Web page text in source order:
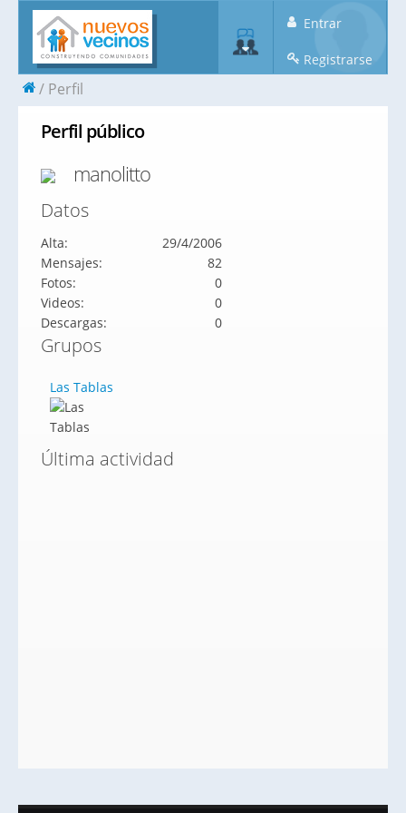
Entrar
Registrarse
Perfil
Perfil público
manolitto
Datos
Alta:
29/4/2006
Mensajes:
82
Fotos:
0
Videos:
0
Descargas:
0
Grupos
Las Tablas
Última actividad